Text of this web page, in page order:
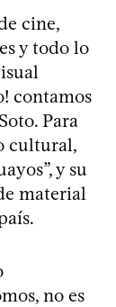
cine,
y todo lo
contamos
Para
cultural,
y su
material
no es